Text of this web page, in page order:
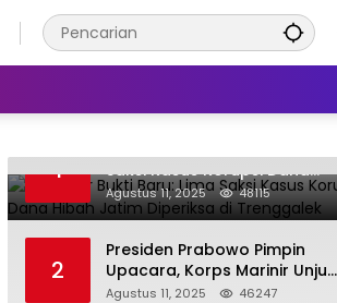
1
Saksi Kasus Korupsi Dana
Hibah Jatim Diperiksa di
Trenggalek
Agustus 11, 2025 48115
2
Presiden Prabowo Pimpin
Upacara, Korps Marinir Unjuk
Kekuatan dan Resmikan
Agustus 11, 2025 46247